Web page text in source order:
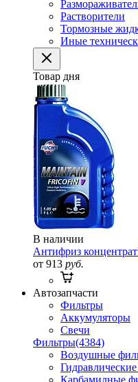
Растворители
Тормозные
Иные
Товар дня
В наличии
Антифриз концентрат
от 913 руб.
Автозапчасти
Фильтры
Аккумуляторы
Свечи
Фильтры(4384)
Воздушные
Карбамидные